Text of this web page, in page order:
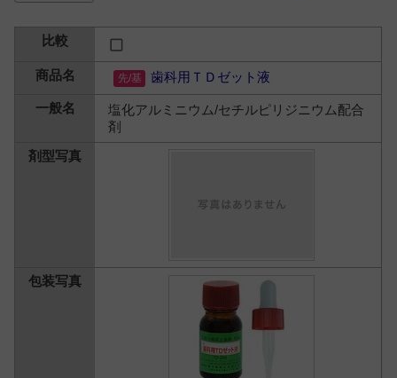
歯科用ＴＤゼット液
塩化アルミニウム/セチルピリジニウム配合
剤